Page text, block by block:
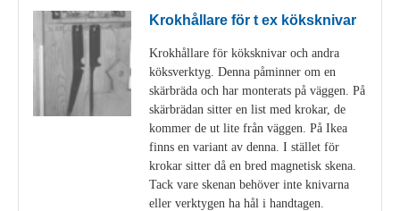
Krokhållare för t ex köksknivar
Krokhållare för köksknivar och andra
köksverktyg. Denna påminner om en
skärbräda och har monterats på väggen. På
skärbrädan sitter en list med krokar, de
kommer de ut lite från väggen. På Ikea
finns en variant av denna. I stället för
krokar sitter då en bred magnetisk skena.
Tack vare skenan behöver inte knivarna
eller verktygen ha hål i handtagen.